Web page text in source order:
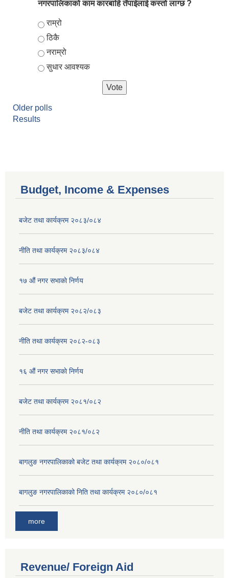
नगरपालिकाको काम कारबाहि तँपाईलाई कस्तो लाग्छ ?
Choices
राम्रो
ठिकै
नराम्रो
सुधार आवश्यक
Older polls
Results
Budget, Income & Expenses
बजेट तथा कार्यक्रम २०८३/०८४
नीति तथा कार्यक्रम २०८३/०८४
१७ ‌‍औं नगर सभाकाे निर्णय
बजेट तथा कार्यक्रम २०८२/०८३
नीति तथा कार्यक्रम २०८२-०८३
१६ ‌औं नगर सभाकाे निर्णय
बजेट तथा कार्यक्रम २०८१/०८२
नीति तथा कार्यक्रम २०८१/०८२
बागलुङ नगरपालिकाको बजेट तथा कार्यक्रम २०८०/०८१
बागलुङ नगरपालिकाको निति तथा कार्यक्रम २०८०/०८१
more
Revenue/ Foreign Aid